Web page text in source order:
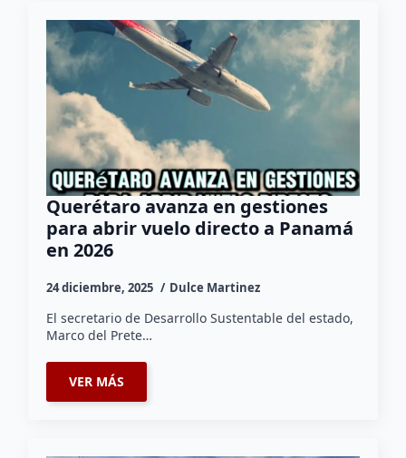
Querétaro avanza en gestiones
para abrir vuelo directo a Panamá
en 2026
24 diciembre, 2025 Dulce Martinez
El secretario de Desarrollo Sustentable del estado,
Marco del Prete…
VER MÁS